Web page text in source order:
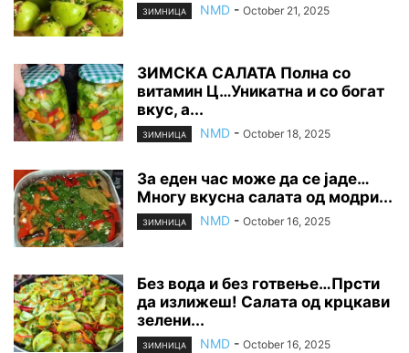
ЗИМНИЦА NMD - October 21, 2025
ЗИМСКА САЛАТА Полна со
витамин Ц…Уникатна и со богат
вкус, а...
ЗИМНИЦА NMD - October 18, 2025
За еден час може да се јаде…
Многу вкусна салата од модри...
ЗИМНИЦА NMD - October 16, 2025
Без вода и без готвење…Прсти
да излижеш! Салата од крцкави
зелени...
ЗИМНИЦА NMD - October 16, 2025